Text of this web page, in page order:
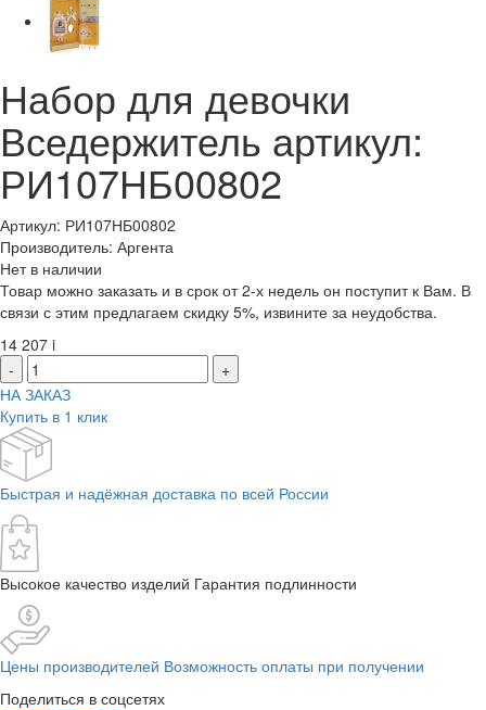
Набор для девочки
Вседержитель артикул:
РИ107НБ00802
Артикул: РИ107НБ00802
Производитель: Аргента
Нет в наличии
Товар можно заказать и в срок от 2-х недель он поступит к Вам. В
связи с этим предлагаем скидку 5%, извините за неудобства.
14 207 i
-
+
НА ЗАКАЗ
Купить в 1 клик
Быстрая и надёжная доставка по всей России
Высокое качество изделий Гарантия подлинности
Цены производителей Возможность оплаты при получении
Поделиться в соцсетях